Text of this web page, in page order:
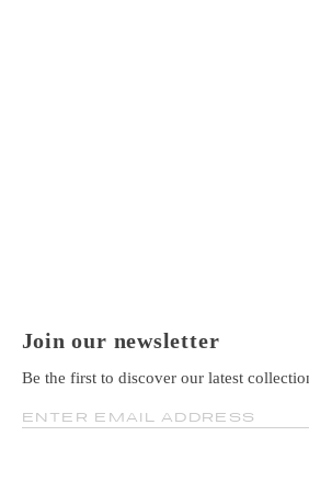
Join our newsletter
Be the first to discover our latest
ENTER EMAIL ADDRESS